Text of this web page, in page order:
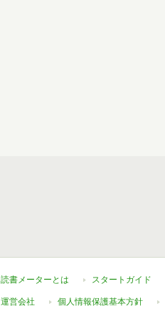
読書メーターとは スタートガイド
運営会社 個人情報保護基本方針